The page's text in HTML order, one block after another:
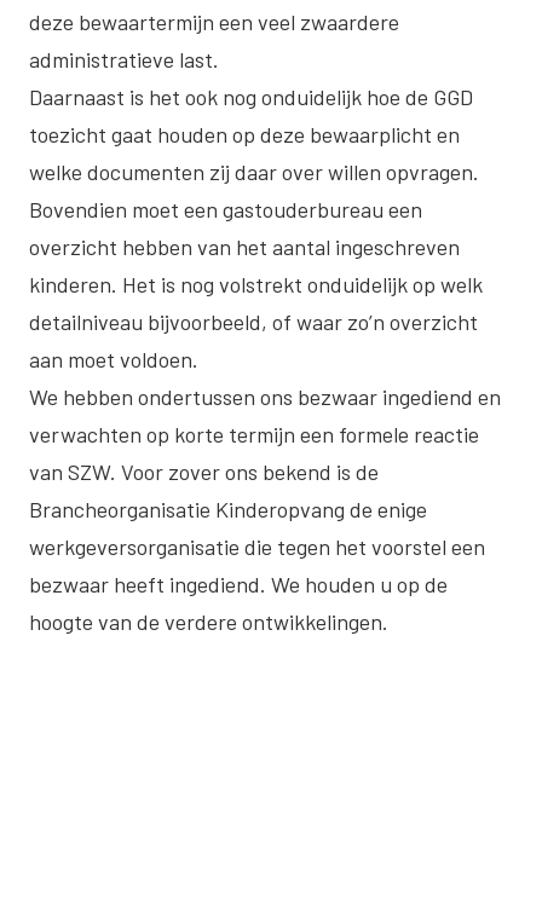
deze bewaartermijn een veel zwaardere
administratieve last.
Daarnaast is het ook nog onduidelijk hoe de GGD
toezicht gaat houden op deze bewaarplicht en
welke documenten zij daar over willen opvragen.
Bovendien moet een gastouderbureau een
overzicht hebben van het aantal ingeschreven
kinderen. Het is nog volstrekt onduidelijk op welk
detailniveau bijvoorbeeld, of waar zo’n overzicht
aan moet voldoen.
We hebben ondertussen ons bezwaar ingediend en
verwachten op korte termijn een formele reactie
van SZW. Voor zover ons bekend is de
Brancheorganisatie Kinderopvang de enige
werkgeversorganisatie die tegen het voorstel een
bezwaar heeft ingediend. We houden u op de
hoogte van de verdere ontwikkelingen.